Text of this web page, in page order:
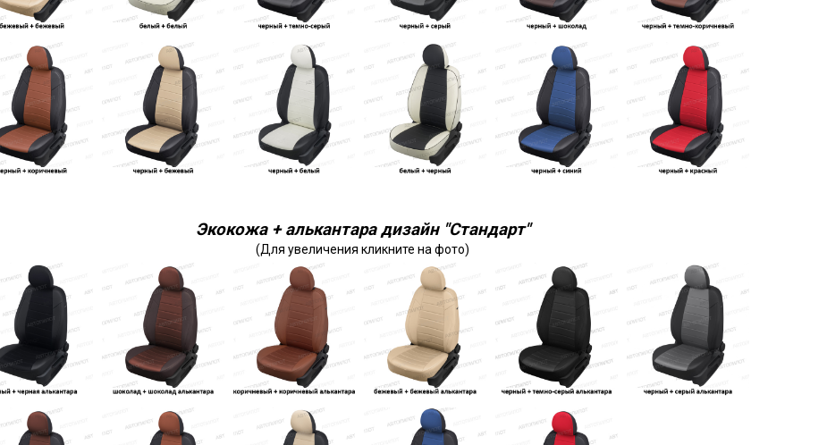
Экокожа + алькантара дизайн "Стандарт"
(Для увеличения кликните на фото)